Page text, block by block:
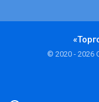
© 2020 -